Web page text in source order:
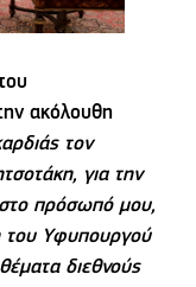
ακόλουθη
τον
για την
στο πρόσωπό μου,
του Υφυπουργού
διεθνούς